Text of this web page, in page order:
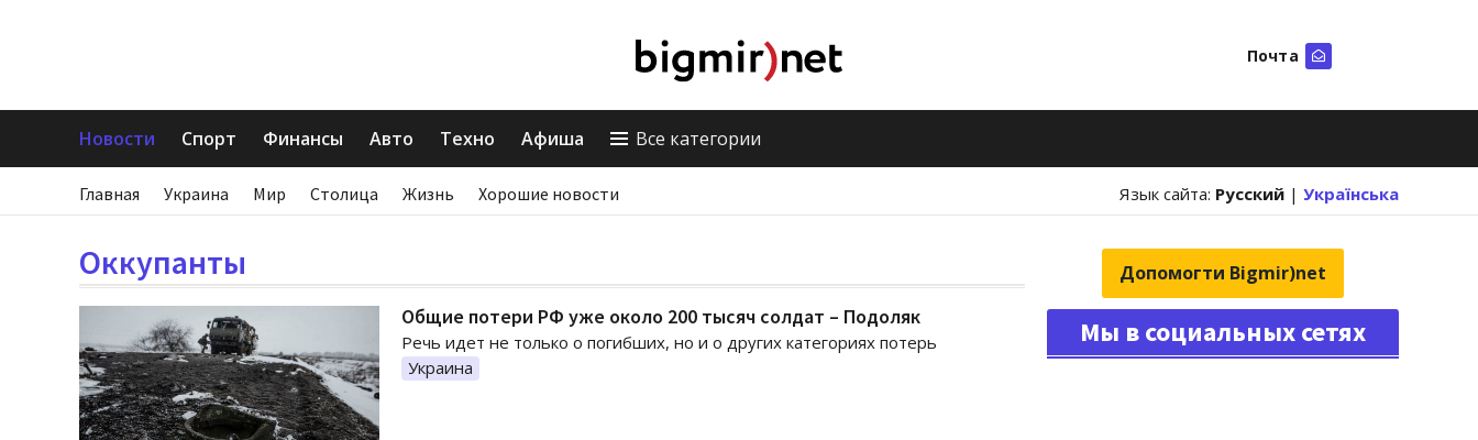
Почта
Новости Спорт Финансы Авто Техно Афиша Все категории
Главная Украина Мир Столица Жизнь Хорошие новости Язык сайта: Русский | Українська
Оккупанты
Общие потери РФ уже около 200 тысяч солдат – Подоляк
Речь идет не только о погибших, но и о других категориях потерь
Украина
Допомогти Bigmir)net
Мы в социальных сетях